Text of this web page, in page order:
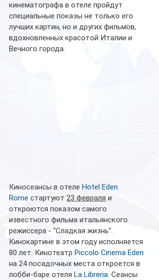
кинематографа в отеле пройдут
специальные показы не только его
лучших картин, но и других фильмов,
вдохновленных красотой Италии и
Вечного города.
Киносеансы в отеле Hotel Eden
Rome стартуют 23 февраля и
откроются показом самого
известного фильма итальянского
режиссера - “Сладкая жизнь”.
Кинокартине в этом году исполняется
80 лет. Кинотеатр Piccolo Cinema Eden
на 24 посадочных места откроется в
лобби-баре отеля La Libreria. Сеансы